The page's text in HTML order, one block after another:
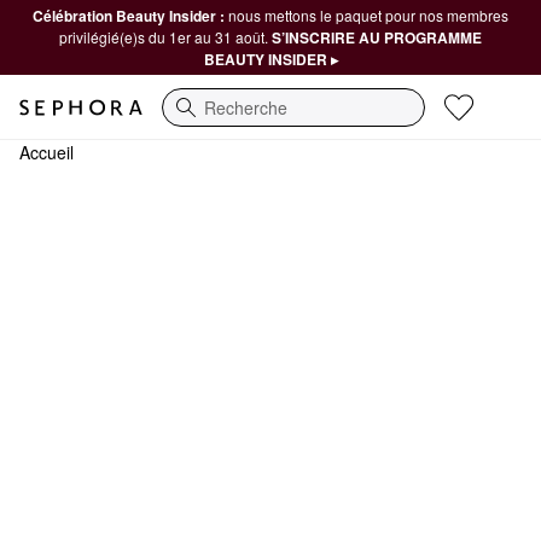
Célébration Beauty Insider : nous mettons le paquet pour nos membres
privilégié(e)s du 1er au 31 août. S’INSCRIRE AU PROGRAMME
BEAUTY INSIDER ▸
Recherche
Accueil